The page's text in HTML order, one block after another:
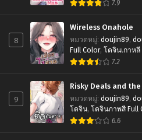
สี Full Color, โดจินเกาหลี
7.9
8
Wireless Onahole
หมวดหมู่: doujin89,
Full Color, โดจินเกาหลี
7.2
9
Risky Deals and
หมวดหมู่: doujin89,
โดจิน, โดจินภาพสี Full
6.6